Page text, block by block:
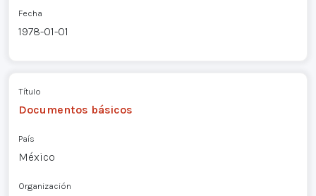
Fecha
1978-01-01
Título
Documentos básicos
País
México
Organización